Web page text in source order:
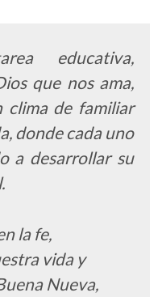
educativa,
que nos ama,
clima de familiar
donde cada uno
a desarrollar su
la fe,
vida y
Nueva,